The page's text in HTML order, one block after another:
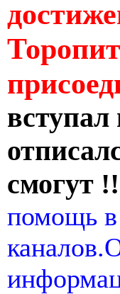
вступал
смогут
помощь